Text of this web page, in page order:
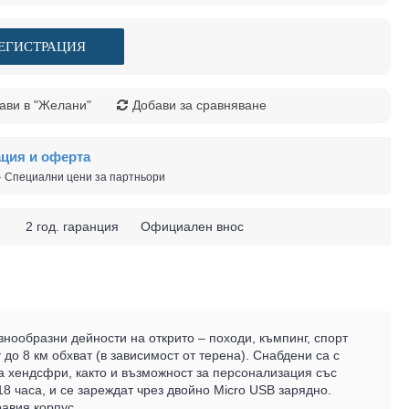
в "Желани" Добави за сравняване
и оферта
Специални цени за партньори
ч. 2 год. гаранция Официален внос
дейности на открито – походи, къмпинг, спорт
8 км обхват (в зависимост от терена). Снабдени са с
както и възможност за персонализация със
часа, и се зареждат чрез двойно Micro USB зарядно.